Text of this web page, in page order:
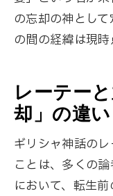
の忘却の神とし
の間の経緯は現時
レーテー
却」の違い
ギリシャ神話の
ことは、多くの
において、転生